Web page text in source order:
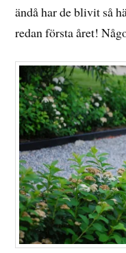
ändå har de blivit så
redan första året!